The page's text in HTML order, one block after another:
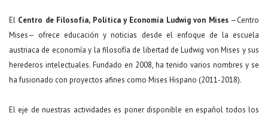
El Centro de Filosofía, Política y Economía Ludwig von Mises—Centro
Mises— ofrece educación y noticias desde el enfoque de la escuela
austriaca de economía y la filosofía de libertad de Ludwig von Mises y sus
herederos intelectuales. Fundado en 2008, ha tenido varios nombres y se
ha fusionado con proyectos afines como Mises Hispano (2011-2018).
El eje de nuestras actividades es poner disponible en español todos los